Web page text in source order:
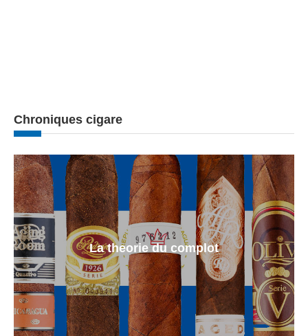
Chroniques cigare
La theorie du complot